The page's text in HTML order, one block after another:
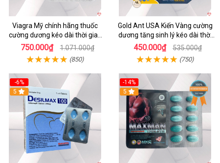
Viagra Mỹ chính hãng thuốc
cường dương kéo dài thời gian
cho Nam giới uy tín
750.000₫ 1.071.000₫
(850)
Gold Ant USA Kiến Vàng cường
dương tăng sinh lý kéo dài thời
gian
450.000₫ 535.000₫
(750)
-6%
5
-14%
Hot
5